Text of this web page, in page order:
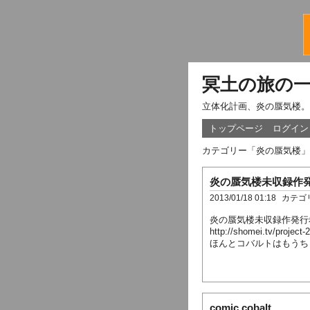
冥土の旅の
立体化計画、炎の蜃気楼
トップページ ログイン
カテゴリー「炎の蜃気楼
炎の蜃気楼未収録作
2013/01/18 01:18 カテゴ
炎の蜃気楼未収録作発
http://shomei.tv/project-
ほんとコバルトはもう
comic cobalt